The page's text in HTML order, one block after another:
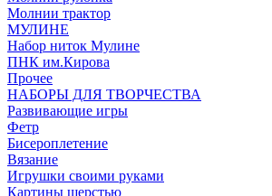
Молнии трактор
МУЛИНЕ
Набор ниток Мулине
ПНК им.Кирова
Прочее
НАБОРЫ ДЛЯ ТВОРЧЕСТВА
Развивающие игры
Фетр
Бисероплетение
Вязание
Игрушки своими руками
Картины шерстью